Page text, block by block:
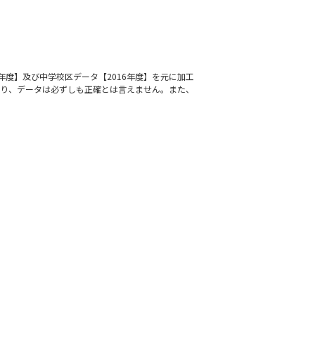
】及び中学校区データ【2016年度】を元に加工
データは必ずしも正確とは言えません。また、